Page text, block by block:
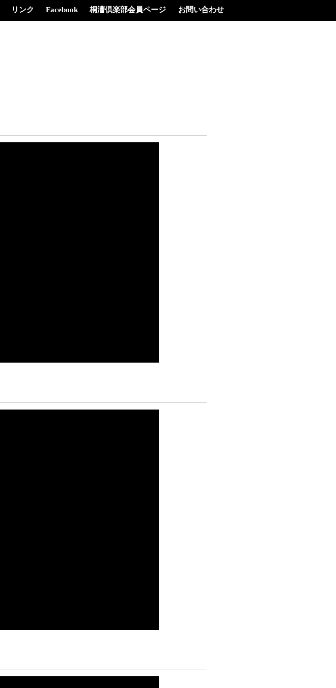
リンク Facebook 桐漕倶楽部会員ページ お問い合わせ